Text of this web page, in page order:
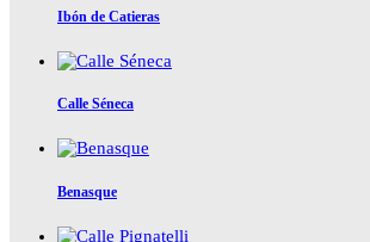
Ibón de Catieras
Calle Séneca
Benasque